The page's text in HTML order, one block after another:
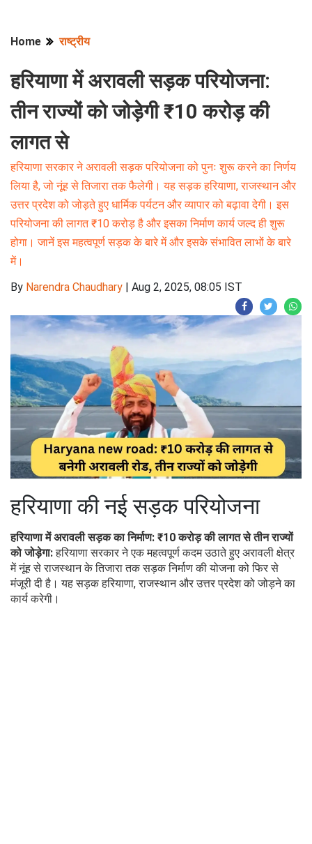
Home राष्ट्रीय
हरियाणा में अरावली सड़क परियोजना:
तीन राज्यों को जोड़ेगी ₹10 करोड़ की
लागत से
हरियाणा सरकार ने अरावली सड़क परियोजना को पुनः शुरू करने का निर्णय
लिया है, जो नूंह से तिजारा तक फैलेगी। यह सड़क हरियाणा, राजस्थान और
उत्तर प्रदेश को जोड़ते हुए धार्मिक पर्यटन और व्यापार को बढ़ावा देगी। इस
परियोजना की लागत ₹10 करोड़ है और इसका निर्माण कार्य जल्द ही शुरू
होगा। जानें इस महत्वपूर्ण सड़क के बारे में और इसके संभावित लाभों के बारे
में।
By Narendra Chaudhary | Aug 2, 2025, 08:05 IST
हरियाणा की नई सड़क परियोजना
हरियाणा में अरावली सड़क का निर्माण: ₹10 करोड़ की लागत से तीन राज्यों
को जोड़ेगा:हरियाणा सरकार ने एक महत्वपूर्ण कदम उठाते हुए अरावली क्षेत्र
में नूंह से राजस्थान के तिजारा तक सड़क निर्माण की योजना को फिर से
मंजूरी दी है। यह सड़क हरियाणा, राजस्थान और उत्तर प्रदेश को जोड़ने का
कार्य करेगी।